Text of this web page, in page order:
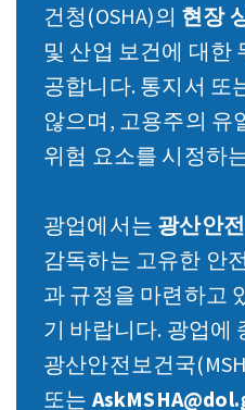
건청(OSHA)의 현장
및 산업 보건에 대한
공합니다. 통지서 또
않으며, 고용주의 유
위험 요소를 시정하
광업에서는 광산안
감독하는 고유한 안
과 규정을 마련하고
기 바랍니다. 광업에
광산안전보건국
또는